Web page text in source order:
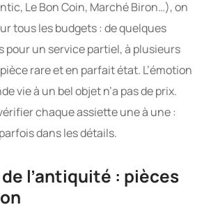
Le Bon Coin, Marché Biron…), on
tous les budgets : de quelques
pour un service partiel, à plusieurs
rare et en parfait état. L’émotion
vie à un bel objet n’a pas de prix.
chaque assiette une à une :
dans les détails.
l’antiquité : pièces